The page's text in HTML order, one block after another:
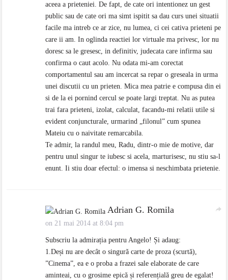
aceea a prieteniei. De fapt, de cate ori intentionez un gest
public sau de cate ori ma simt ispitit sa dau curs unei situatii
facile ma intreb ce ar zice, nu lumea, ci cei cativa prieteni pe
care ii am. In oglinda reactiei lor virtuale ma privesc, lor nu
doresc sa le gresesc, in definitiv, judecata care infirma sau
confirma o caut acolo. Nu odata mi-am corectat
comportamentul sau am incercat sa repar o greseala in urma
unei discutii cu un prieten. Mica mea patrie e compusa din ei
si de la ei pornind cercul se poate largi treptat. Nu as putea
trai fara prieteni, izolat, calculat, facandu-mi relatii utile si
evident conjuncturale, urmarind „filonul” cum spunea
Mateiu cu o naivitate remarcabila.
Te admir, la randul meu, Radu, dintr-o mie de motive, dar
pentru unul singur te iubesc si acela, marturisesc, nu stiu sa-l
enunt. Ii stiu doar efectul: o imensa si neschimbata prietenie.
Adrian G. Romila
on 21 mai 2014 at 8:04 pm
Subscriu la admirația pentru Angelo! Și adaug:
1.Deși nu are decât o singură carte de proza (scurtă),
”Cinema”, ea e o proba a frazei sale elaborate de care
aminteai, cu o grosime epică și referențială greu de egalat!